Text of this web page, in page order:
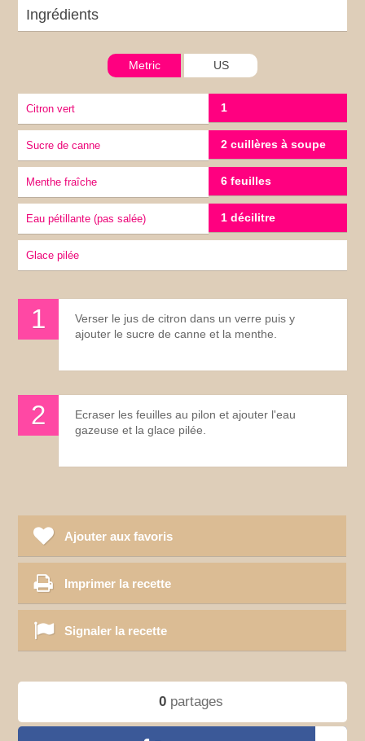
Ingrédients
Metric US
Citron vert 1
sucre de canne 2 cuillères à soupe
Menthe fraîche 6 feuilles
Eau pétillante (pas salée) 1 décilitre
glace pilée
Verser le jus de citron dans un verre puis y
ajouter le sucre de canne et la menthe.
Ecraser les feuilles au pilon et ajouter l'eau
gazeuse et la glace pilée.
Ajouter aux favoris
Imprimer la recette
Signaler la recette
0partages